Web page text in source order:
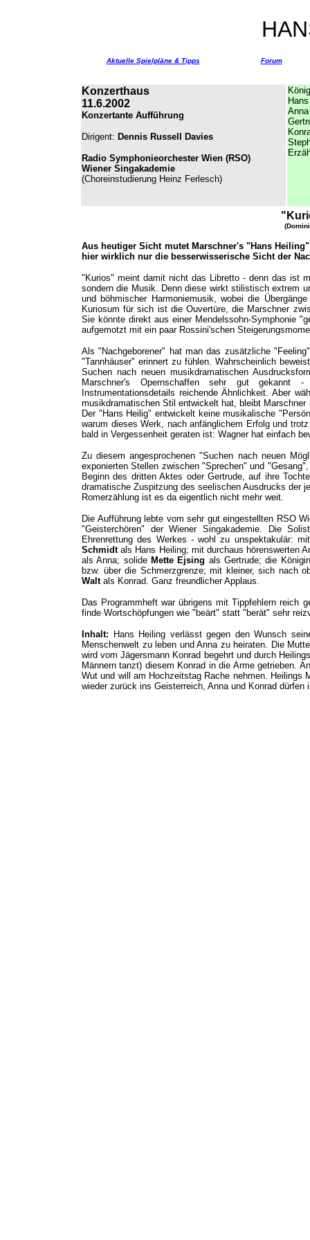
Aktuelle Spielpläne & Tipps Forum
Konzerthaus
11.6.2002
Konzertante Aufführung
Dirigent: Dennis Russell Davies
Radio Symphonieorchester Wien (RSO)
Wiener Singakademie
(Choreinstudierung Heinz Ferlesch)
Aus heutiger Sicht mutet Marschner's "Hans
hier wirklich nur die besserwisserische Sicht der
"Kurios" meint damit nicht das Libretto - denn das ist
sondern die Musik. Denn diese wirkt stilistisch extrem
und böhmischer Harmoniemusik, wobei die
Kuriosum für sich ist die Ouvertüre, die Marschner
Sie könnte direkt aus einer Mendelssohn-Symphonie
aufgemotzt mit ein paar Rossini'schen
Als "Nachgeborener" hat man das zusätzliche
"Tannhäuser" erinnert zu fühlen. Wahrscheinlich
Suchen nach neuen musikdramatischen
Marschner's Opernschaffen sehr gut
Instrumentationsdetails reichende Ähnlichkeit. Aber
musikdramatischen Stil entwickelt hat, bleibt
Der "Hans Heilig" entwickelt keine musikalische
warum dieses Werk, nach anfänglichem Erfolg und
bald in Vergessenheit geraten ist: Wagner hat einfach
Zu diesem angesprochenen "Suchen nach neuen
exponierten Stellen zwischen "Sprechen" und
Beginn des dritten Aktes oder Gertrude, auf ihre
dramatische Zuspitzung des seelischen Ausdrucks der
Romerzählung ist es da eigentlich nicht mehr weit.
Die Aufführung lebte vom sehr gut eingestellten RSO
"Geisterchören" der Wiener Singakademie. Die
Ehrenrettung des Werkes - wohl zu unspektakulär:
Schmidtals Hans Heiling; mit durchaus hörenswerten
als Anna; solide Mette Ejsing als Gertrude; die
bzw. über die Schmerzgrenze; mit kleiner, sich nach
Waltals Konrad. Ganz freundlicher Applaus.
Das Programmheft war übrigens mit Tippfehlern reich
finde Wortschöpfungen wie "beärt" statt "berät" sehr
Inhalt: Hans Heiling verlässt gegen den Wunsch
Menschenwelt zu leben und Anna zu heiraten. Die
wird vom Jägersmann Konrad begehrt und durch
Männern tanzt) diesem Konrad in die Arme getrieben.
Wut und will am Hochzeitstag Rache nehmen. Heilings
wieder zurück ins Geisterreich, Anna und Konrad